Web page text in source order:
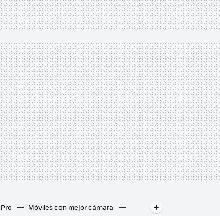
Móviles con mejor cámara